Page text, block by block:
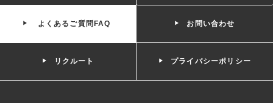
よくあるご質問FAQ お問い合わせ
リクルート プライバシーポリシー